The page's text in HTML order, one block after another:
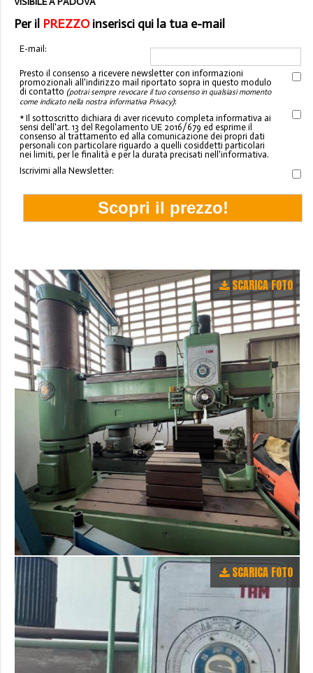
Per il PREZZOinserisci qui la tua e-mail
E-mail:
Presto il consenso a ricevere newsletter con informazioni
promozionali all'indirizzo mail riportato sopra in questo modulo
di contatto (potrai sempre revocare il tuo consenso in qualsiasi momento
come indicato nella nostra informativa Privacy):
* Il sottoscritto dichiara di aver ricevuto completa informativa ai
sensi dell'art. 13 del Regolamento UE 2016/679 ed esprime il
consenso al trattamento ed alla comunicazione dei propri dati
personali con particolare riguardo a quelli cosiddetti particolari
nei limiti, per le finalità e per la durata precisati nell'informativa.
Iscrivimi alla Newsletter:
SCARICA FOTO
SCARICA FOTO